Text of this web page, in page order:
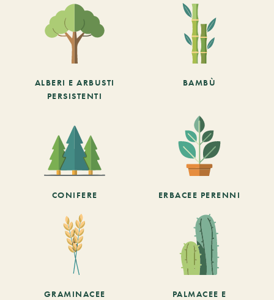
ALBERI E ARBUSTI
PERSISTENTI
BAMBÙ
CONIFERE ERBACEE PERENNI
GRAMINACEE
PALMACEE E